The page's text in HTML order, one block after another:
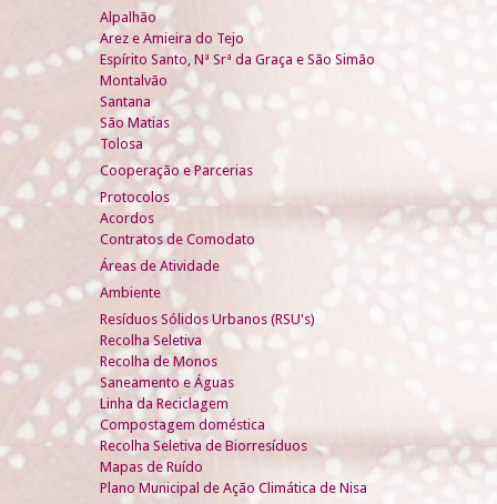
Alpalhão
Arez e Amieira do Tejo
Espírito Santo, Nª Srª da Graça e São Simão
Montalvão
Santana
São Matias
Tolosa
Cooperação e Parcerias
Protocolos
Acordos
Contratos de Comodato
Áreas de Atividade
Ambiente
Resíduos Sólidos Urbanos (RSU's)
Recolha Seletiva
Recolha de Monos
Saneamento e Águas
Linha da Reciclagem
Compostagem doméstica
Recolha Seletiva de Biorresíduos
Mapas de Ruído
Plano Municipal de Ação Climática de Nisa